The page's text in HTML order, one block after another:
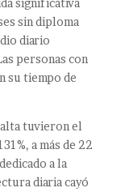
sin diploma
diario
personas con
su tiempo de
alta tuvieron el
a más de 22
a la
diaria cayó